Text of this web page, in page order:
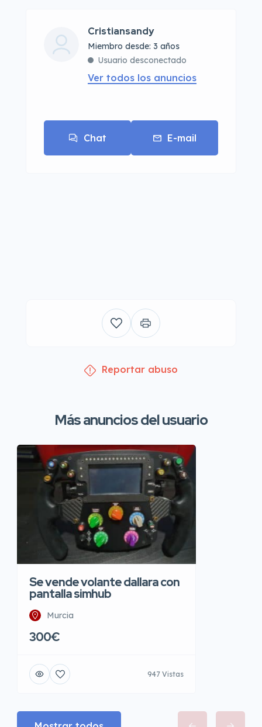
Cristiansandy
Miembro desde: 3 años
Usuario desconectado
Ver todos los anuncios
Chat E-mail
Reportar abuso
Más anuncios del usuario
Se vende volante dallara con
pantalla simhub
Murcia
300€
947 Vistas